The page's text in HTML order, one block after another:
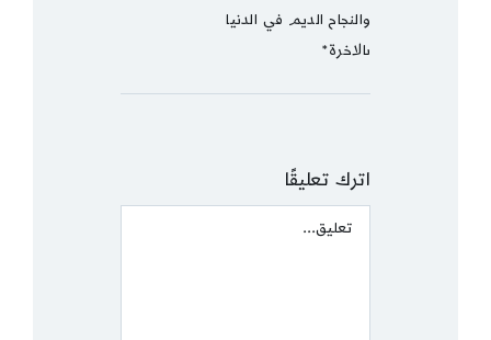
والنجاح الديم في الدنيا
ىالاخرة*
اترك تعليقًا
Comment